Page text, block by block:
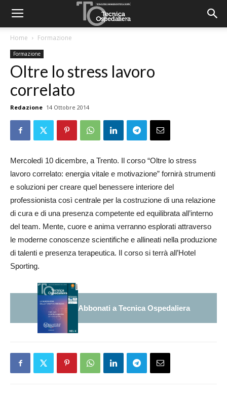
Home Formazione
Formazione
Oltre lo stress lavoro
correlato
Redazione 14 Ottobre 2014
Mercoledì 10 dicembre, a Trento. Il corso “Oltre lo stress
lavoro correlato: energia vitale e motivazione” fornirà strumenti
e soluzioni per creare quel benessere interiore del
professionista così centrale per la costruzione di una relazione
di cura e di una presenza competente ed equilibrata all’interno
del team. Mente, cuore e anima verranno esplorati attraverso
le moderne conoscenze scientifiche e allineati nella produzione
di talenti e presenza terapeutica. Il corso si terrà all’Hotel
Sporting.
Abbonati a Tecnica Ospedaliera